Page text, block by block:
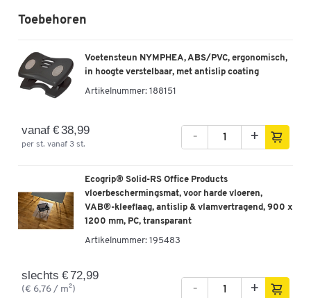
Toebehoren
Voetensteun NYMPHEA, ABS/PVC, ergonomisch,
in hoogte verstelbaar, met antislip coating
Artikelnummer: 188151
vanaf € 38,99
per st. vanaf 3 st.
- +
Ecogrip® Solid-RS Office Products
vloerbeschermingsmat, voor harde vloeren,
VAB®-kleeflaag, antislip & vlamvertragend, 900 x
1200 mm, PC, transparant
Artikelnummer: 195483
slechts € 72,99
(€ 6,76 / m²) - +